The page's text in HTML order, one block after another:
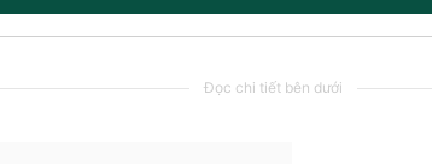
Đọc chi tiết bên dưới